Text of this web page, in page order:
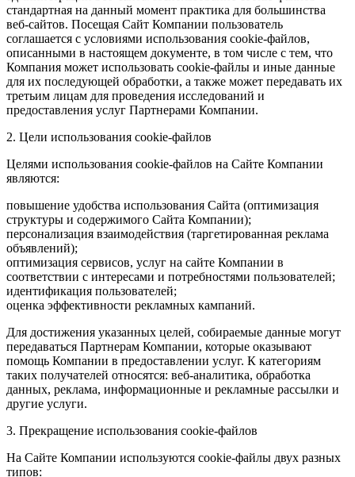
стандартная на данный момент практика для большинства
веб-сайтов. Посещая Сайт Компании пользователь
соглашается с условиями использования cookie-файлов,
описанными в настоящем документе, в том числе с тем, что
Компания может использовать cookie-файлы и иные данные
для их последующей обработки, а также может передавать их
третьим лицам для проведения исследований и
предоставления услуг Партнерами Компании.
2. Цели использования cookie-файлов
Целями использования cookie-файлов на Сайте Компании
являются:
повышение удобства использования Сайта (оптимизация
структуры и содержимого Сайта Компании);
персонализация взаимодействия (таргетированная реклама
объявлений);
оптимизация сервисов, услуг на сайте Компании в
соответствии с интересами и потребностями пользователей;
идентификация пользователей;
оценка эффективности рекламных кампаний.
Для достижения указанных целей, собираемые данные могут
передаваться Партнерам Компании, которые оказывают
помощь Компании в предоставлении услуг. К категориям
таких получателей относятся: веб-аналитика, обработка
данных, реклама, информационные и рекламные рассылки и
другие услуги.
3. Прекращение использования cookie-файлов
На Сайте Компании используются cookie-файлы двух разных
типов: